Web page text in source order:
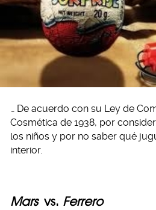
… De acuerdo con su Ley de
Cosmética de 1938, por
los niños y por no saber qué
interior.
Mars vs. Ferrero